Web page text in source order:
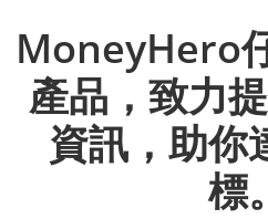
MoneyHero
產品，致力
資訊，助你
標。